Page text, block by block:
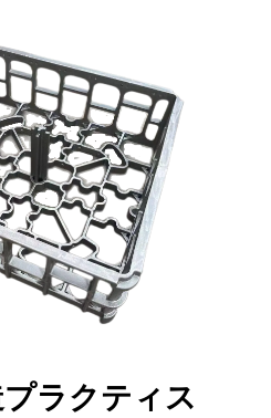
ラクティス